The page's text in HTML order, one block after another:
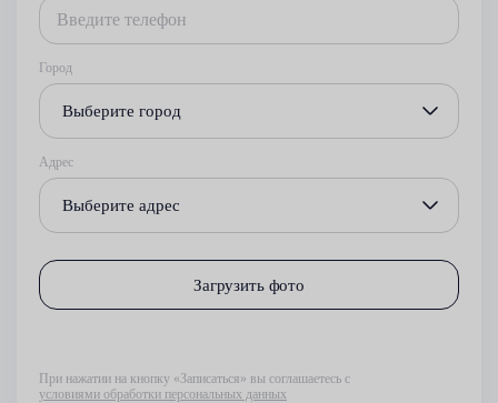
Город
Выберите город
Адрес
Выберите адрес
Загрузить фото
При нажатии на кнопку «Записаться» вы соглашаетесь с
условиями обработки персональных данных